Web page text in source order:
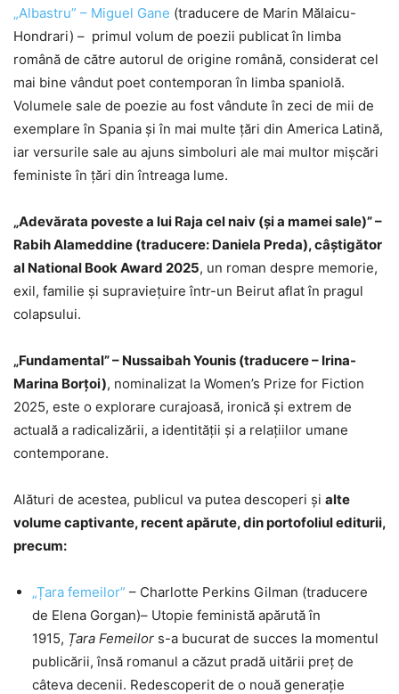
„Albastru” – Miguel Gane (traducere de Marin Mălaicu-
Hondrari) – primul volum de poezii publicat în limba
română de către autorul de origine română, considerat cel
mai bine vândut poet contemporan în limba spaniolă.
Volumele sale de poezie au fost vândute în zeci de mii de
exemplare în Spania și în mai multe țări din America Latină,
iar versurile sale au ajuns simboluri ale mai multor mișcări
feministe în țări din întreaga lume.
„Adevărata poveste a lui Raja cel naiv (și a mamei sale)” –
Rabih Alameddine (traducere: Daniela Preda), câștigător
al National Book Award 2025, un roman despre memorie,
exil, familie și supraviețuire într-un Beirut aflat în pragul
colapsului.
„Fundamental” – Nussaibah Younis (traducere – Irina-
Marina Borțoi), nominalizat la Women’s Prize for Fiction
2025, este o explorare curajoasă, ironică și extrem de
actuală a radicalizării, a identității și a relațiilor umane
contemporane.
Alături de acestea, publicul va putea descoperi și alte
volume captivante, recent apărute, din portofoliul editurii,
precum:
„Țara femeilor” – Charlotte Perkins Gilman (traducere
de Elena Gorgan)– Utopie feministă apărută în
1915, Țara Femeilor s-a bucurat de succes la momentul
publicării, însă romanul a căzut pradă uitării preț de
câteva decenii. Redescoperit de o nouă generație